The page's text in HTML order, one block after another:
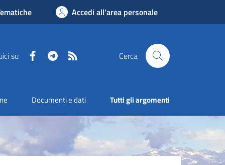
Accedi all'area personale
su FacebookTelegram Cerca
Documenti e dati Tutti gli argomenti